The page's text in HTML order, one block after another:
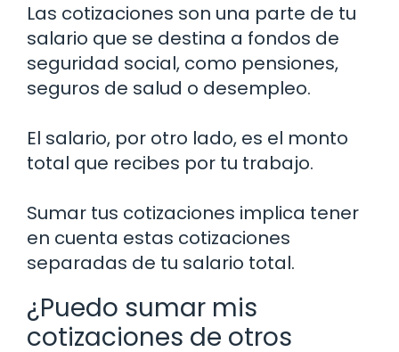
Las cotizaciones son una parte de tu
salario que se destina a fondos de
seguridad social, como pensiones,
seguros de salud o desempleo.
El salario, por otro lado, es el monto
total que recibes por tu trabajo.
Sumar tus cotizaciones implica tener
en cuenta estas cotizaciones
separadas de tu salario total.
¿Puedo sumar mis
cotizaciones de otros